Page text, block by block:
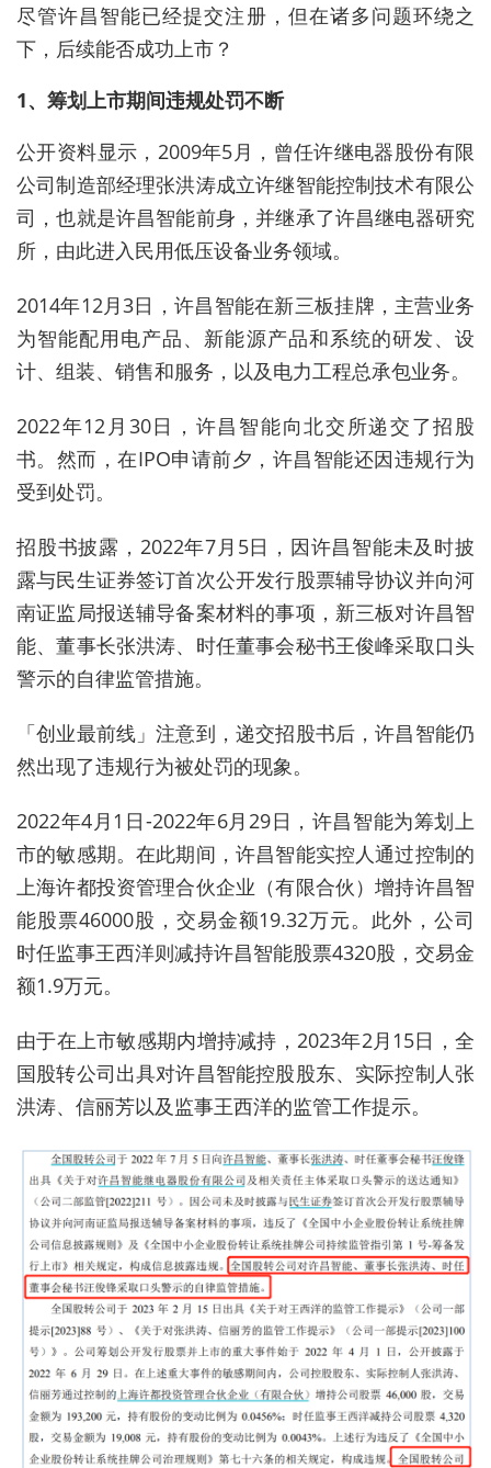
尽管许昌智能已经提交注册，但在诸多问题环绕之
下，后续能否成功上市？
1、筹划上市期间违规处罚不断
公开资料显示，2009年5月，曾任许继电器股份有限
公司制造部经理张洪涛成立许继智能控制技术有限公
司，也就是许昌智能前身，并继承了许昌继电器研究
所，由此进入民用低压设备业务领域。
2014年12月3日，许昌智能在新三板挂牌，主营业务
为智能配用电产品、新能源产品和系统的研发、设
计、组装、销售和服务，以及电力工程总承包业务。
2022年12月30日，许昌智能向北交所递交了招股
书。然而，在IPO申请前夕，许昌智能还因违规行为
受到处罚。
招股书披露，2022年7月5日，因许昌智能未及时披
露与民生证券签订首次公开发行股票辅导协议并向河
南证监局报送辅导备案材料的事项，新三板对许昌智
能、董事长张洪涛、时任董事会秘书王俊峰采取口头
警示的自律监管措施。
「创业最前线」注意到，递交招股书后，许昌智能仍
然出现了违规行为被处罚的现象。
2022年4月1日-2022年6月29日，许昌智能为筹划上
市的敏感期。在此期间，许昌智能实控人通过控制的
上海许都投资管理合伙企业（有限合伙）增持许昌智
能股票46000股，交易金额19.32万元。此外，公司
时任监事王西洋则减持许昌智能股票4320股，交易金
额1.9万元。
由于在上市敏感期内增持减持，2023年2月15日，全
国股转公司出具对许昌智能控股股东、实际控制人张
洪涛、信丽芳以及监事王西洋的监管工作提示。